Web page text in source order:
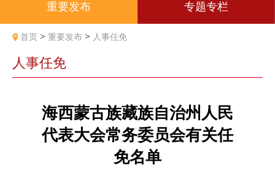
重要发布 专题专栏
首页 > 重要发布 > 人事任免
人事任免
海西蒙古族藏族自治州人民
代表大会常务委员会有关任
免名单